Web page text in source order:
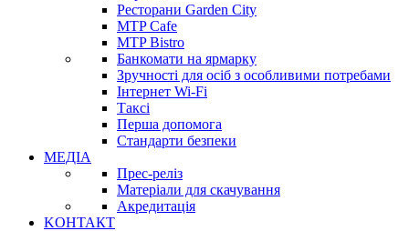
Ресторани Garden City
MTP Cafe
MTP Bistro
Банкомати на ярмарку
Зручності для осіб з особливими потребами
Інтернет Wi-Fi
Таксі
Перша допомога
Стандарти безпеки
МЕДІА
Прес-реліз
Матеріали для скачування
Акредитація
KОНТАКТ